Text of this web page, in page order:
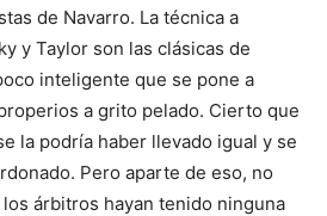
de Navarro. La técnica a
y Taylor son las clásicas de
inteligente que se pone a
a grito pelado. Cierto que
la podría haber llevado igual y se
Pero aparte de eso, no
árbitros hayan tenido ninguna